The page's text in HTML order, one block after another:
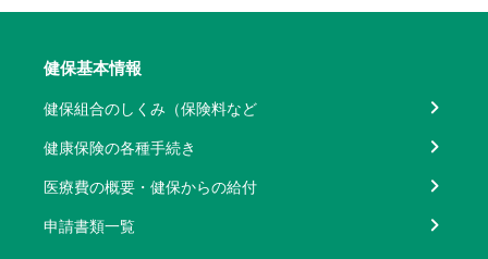
健保基本情報
健保組合のしくみ（保険料など
健康保険の各種手続き
医療費の概要・健保からの給付
申請書類一覧